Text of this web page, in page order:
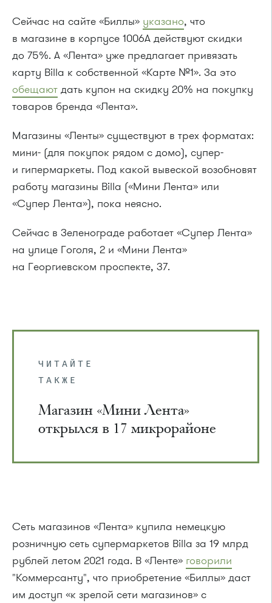
Сейчас на сайте «Биллы» указано, что
в магазине в корпусе 1006А действуют скидки
до 75%. А «Лента» уже предлагает привязать
карту Billa к собственной «Карте №1». За это
обещают дать купон на скидку 20% на покупку
товаров бренда «Лента».
Магазины «Ленты» существуют в трех форматах:
мини- (для покупок рядом с домо), супер-
и гипермаркеты. Под какой вывеской возобновят
работу магазины Billa («Мини Лента» или
«Супер Лента»), пока неясно.
Сейчас в Зеленограде работает «Супер Лента»
на улице Гоголя, 2 и «Мини Лента»
на Георгиевском проспекте, 37.
ЧИТАЙТЕ
ТАКЖЕ
Магазин «Мини Лента»
открылся в 17 микрорайоне
Сеть магазинов «Лента» купила немецкую
розничную сеть супермаркетов Billa за 19 млрд
рублей летом 2021 года. В «Ленте» говорили
"Коммерсанту", что приобретение «Биллы» даст
им доступ «к зрелой сети магазинов» с